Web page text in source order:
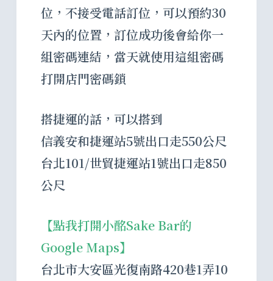
位，不接受電話訂位，可以預約30
天內的位置，訂位成功後會給你一
組密碼連結，當天就使用這組密碼
打開店門密碼鎖
搭捷運的話，可以搭到
信義安和捷運站5號出口走550公尺
台北101/世貿捷運站1號出口走850
公尺
【點我打開小酩Sake Bar的
Google Maps】
台北市大安區光復南路420巷1弄10